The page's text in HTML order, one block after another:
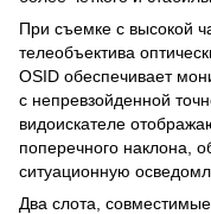
При съемке с высокой
телеобъектива
OSID обеспечивает
с непревзойденной
видоискателе
поперечного наклона,
ситуационную
Два слота,